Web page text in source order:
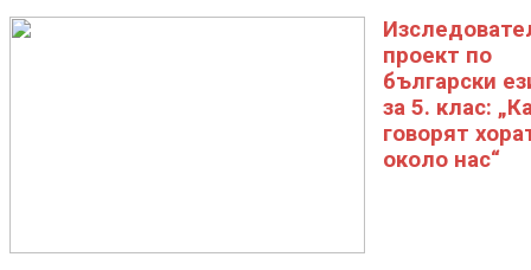
проект по
български
за 5. клас:
говорят
около нас“